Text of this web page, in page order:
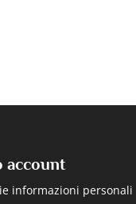
account
informazioni personali